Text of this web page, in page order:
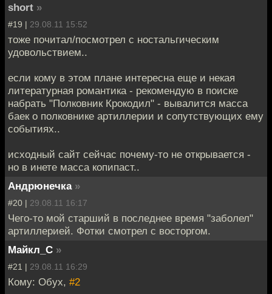
short »
#19 | 29.08.11 15:52
тоже почитал/посмотрел с ностальгическим
удовольствием..
если кому в этом плане интересна еще и некая
литературная романтика - рекомендую в поиске
набрать "Полковник Крокодил" - вывалится масса
баек о полковнике артиллерии и сопутствующих ему
событиях..
исходный сайт сейчас почему-то не открывается -
но в инете масса копипаст..
Андрюнечка »
#20 | 29.08.11 16:17
Чего-то мой старший в последнее время "заболел"
артиллерией. Фотки смотрел с восторгом.
Майкл_С »
#21 | 29.08.11 16:29
Кому: Обух, #2